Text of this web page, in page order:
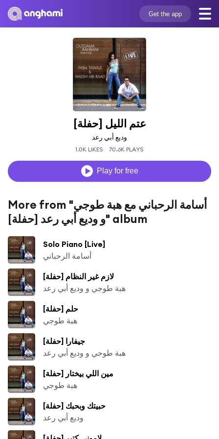
Get the app
عتم الليل [حفلة]
وديع أبي رعد
1.0K LIKES 70.6K PLAYS
Play for free
More from "أسامة الرحباني مع هبة طوجي
و وديع أبي رعد [حفلة]" album
Solo Piano [Live]
أسامة الرحباني
لازم غير النظام [حفلة]
هبة طوجي و وديع أبي رعد
حلم [حفلة]
هبة طوجي
جيفارا [حفلة]
هبة طوجي و وديع أبي رعد
مين اللي بيختار [حفلة]
هبة طوجي
حبيتك وبحبك [حفلة]
وديع أبي رعد